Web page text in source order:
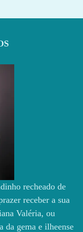
recheado de
receber a sua
Valéria, ou
da gema e ilheense